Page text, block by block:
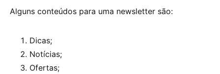
Alguns conteúdos para uma newsletter são:
Dicas;
Notícias;
Ofertas;